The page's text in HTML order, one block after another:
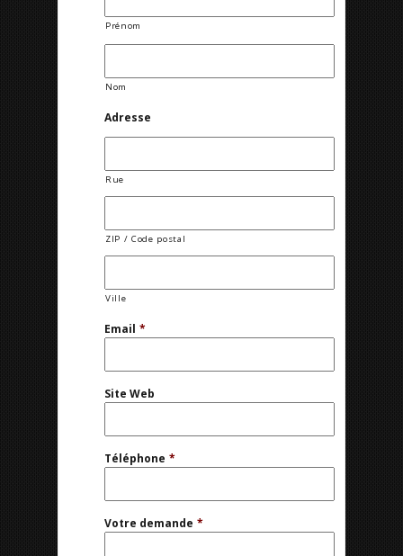
Prénom
Nom
Adresse
Rue
ZIP / Code postal
Ville
Email *
Site Web
Téléphone *
Votre demande *